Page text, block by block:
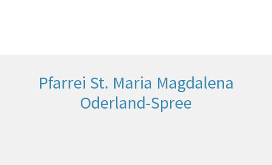
Pfarrei St. Maria Magdalena
Oderland-Spree